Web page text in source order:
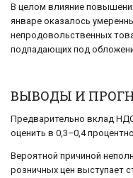
В целом влияние
январе оказалось
непродовольственных
подпадающих под
ВЫВОДЫ И
Предварительно вклад
оценить в 0,3–0,4
Вероятной причиной
розничных цен выступает